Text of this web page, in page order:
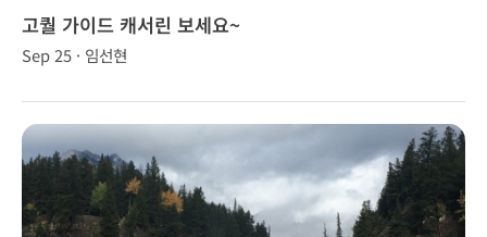
고퀄 가이드 캐서린 보세요~
Sep 25 · 임선현